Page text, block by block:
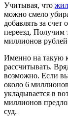
Учитывая, что
можно смело
добавлять за
переезд. Получим
миллионов рублей
Именно на такую
рассчитывать.
возможно. Если
около 6
укладывается в
миллионов
суд.